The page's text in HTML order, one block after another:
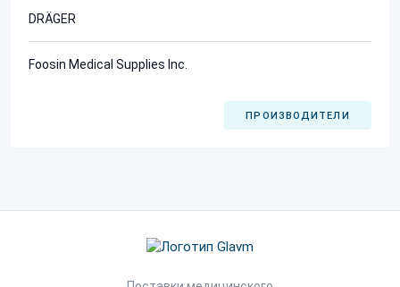
DRÄGER
Foosin Medical Supplies Inc.
ПРОИЗВОДИТЕЛИ